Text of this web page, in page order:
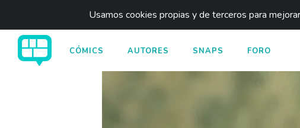
Usamos cookies propias y de terceros para
CÓMICS AUTORES SNAPS FORO